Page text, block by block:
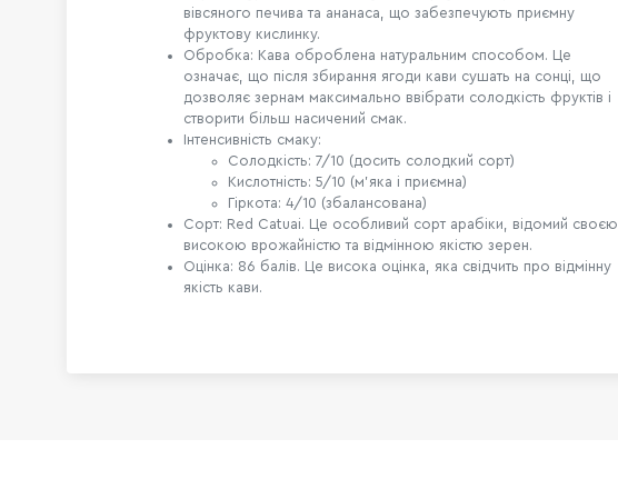
вівсяного печива та ананаса, що забезпечують приємну
фруктову кислинку.
Обробка: Кава оброблена натуральним способом. Це
означає, що після збирання ягоди кави сушать на сонці, що
дозволяє зернам максимально ввібрати солодкість фруктів і
створити більш насичений смак.
Інтенсивність смаку:
Солодкість: 7/10 (досить солодкий сорт)
Кислотність: 5/10 (м'яка і приємна)
Гіркота: 4/10 (збалансована)
Сорт: Red Catuai. Це особливий сорт арабіки, відомий своєю
високою врожайністю та відмінною якістю зерен.
Оцінка: 86 балів. Це висока оцінка, яка свідчить про відмінну
якість кави.